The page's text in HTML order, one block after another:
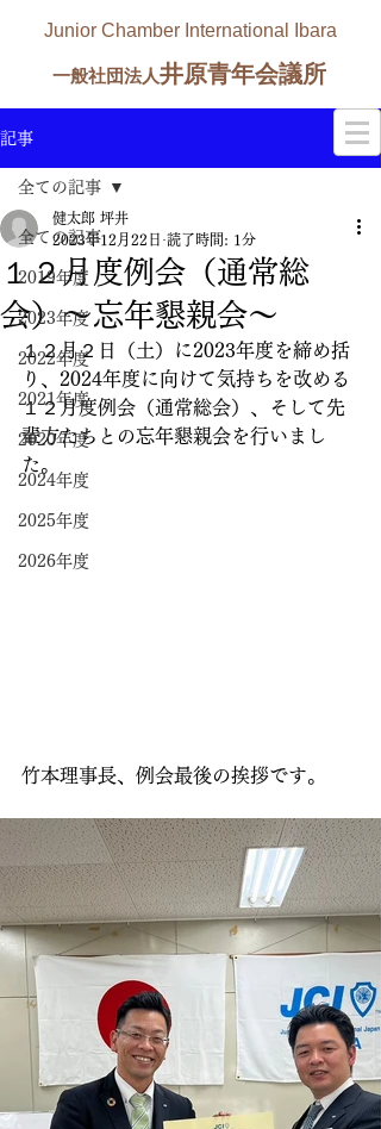
Junior Chamber International Ibara
一般社団法人井原青年会議所
記事
全ての記事
2019年度
2023年度
2022年度
2021年度
2020年度
2024年度
2025年度
2026年度
全ての記事
１２月度例会（通常総
会）〜忘年懇親会〜
健太郎 坪井
2023年12月22日 読了時間: 1分
１２月２日（土）に2023年度を締め括
り、2024年度に向けて気持ちを改める
１２月度例会（通常総会）、そして先
輩方たちとの忘年懇親会を行いまし
た。
竹本理事長、例会最後の挨拶です。